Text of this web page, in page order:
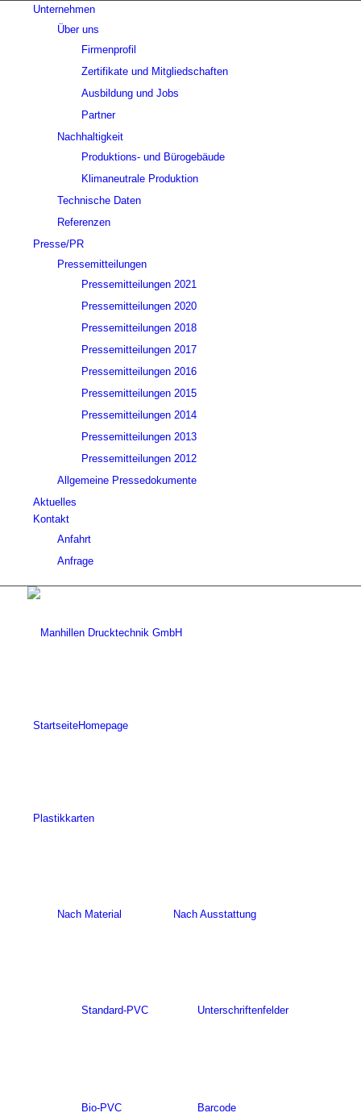
Unternehmen
Über uns
Firmenprofil
Zertifikate und Mitgliedschaften
Ausbildung und Jobs
Partner
Nachhaltigkeit
Produktions- und Bürogebäude
Klimaneutrale Produktion
Technische Daten
Referenzen
Presse/PR
Pressemitteilungen
Pressemitteilungen 2021
Pressemitteilungen 2020
Pressemitteilungen 2018
Pressemitteilungen 2017
Pressemitteilungen 2016
Pressemitteilungen 2015
Pressemitteilungen 2014
Pressemitteilungen 2013
Pressemitteilungen 2012
Allgemeine Pressedokumente
Aktuelles
Kontakt
Anfahrt
Anfrage
StartseiteHomepage
Plastikkarten
Nach Material
Standard-PVC
Bio-PVC
Nach Ausstattung
Unterschriftenfelder
Barcode